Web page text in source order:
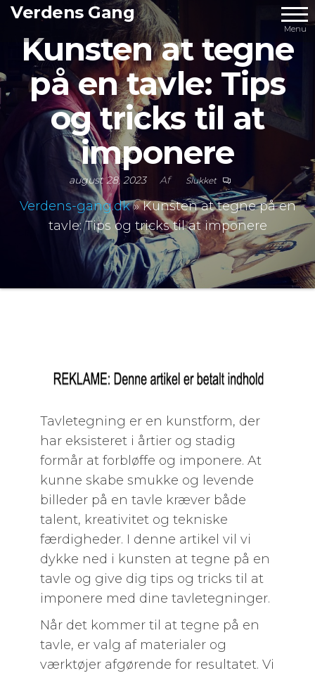
Videre
indhold
Verdens Gang
Menu
Kunsten at tegne
på en tavle: Tips
og tricks til at
imponere
august 28, 2023 Af Slukket
Verdens-gang.dk»Kunsten at tegne på en
tavle: Tips og tricks til at imponere
Tavletegning er en kunstform, der
har eksisteret i årtier og stadig
formår at forbløffe og imponere. At
kunne skabe smukke og levende
billeder på en tavle kræver både
talent, kreativitet og tekniske
færdigheder. I denne artikel vil vi
dykke ned i kunsten at tegne på en
tavle og give dig tips og tricks til at
imponere med dine tavletegninger.
Når det kommer til at tegne på en
tavle, er valg af materialer og
værktøjer afgørende for resultatet. Vi